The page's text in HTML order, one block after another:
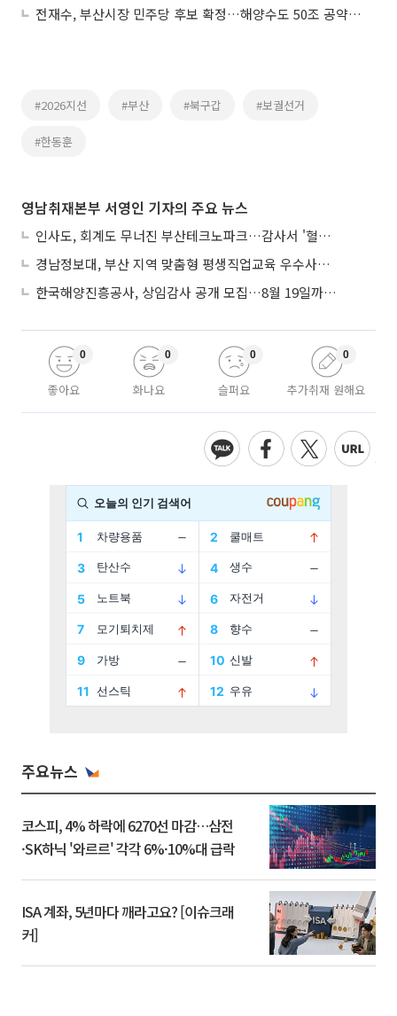
전재수, 부산시장 민주당 후보 확정…해양수도 50조 공약으로 본선 승부수
#2026지선 #부산 #북구갑 #보궐선거
#한동훈
영남취재본부 서영인 기자의 주요 뉴스
인사도, 회계도 무너진 부산테크노파크…감사서 '혈세 유용·인사 뒤집기' 적발
경남정보대, 부산 지역 맞춤형 평생직업교육 우수사례로 혁신 주도
한국해양진흥공사, 상임감사 공개 모집…8월 19일까지 접수
좋아요
0
화나요
0
슬퍼요
0
추가취재 원해요
0
주요뉴스
코스피, 4% 하락에 6270선 마감…삼전
·SK하닉 '와르르' 각각 6%·10%대 급락
ISA 계좌, 5년마다 깨라고요? [이슈크래
커]